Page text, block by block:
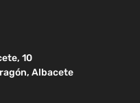
10
Albacete